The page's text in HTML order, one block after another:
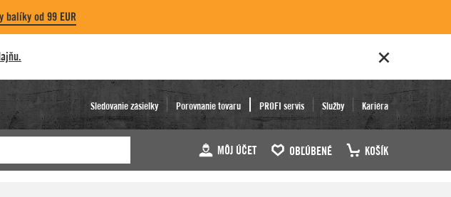
balíky od 99 EUR
Sledovanie zásielky Porovnanie tovaru PROFI servis Služby Kariéra
MÔJ ÚČET OBĽÚBENÉ KOŠÍK